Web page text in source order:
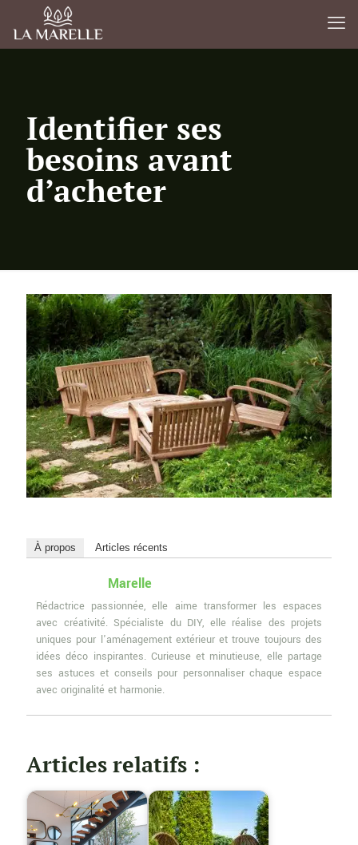
Identifier ses
besoins avant
d’acheter
À propos Articles récents
Marelle
Rédactrice passionnée, elle aime transformer les espaces
avec créativité. Spécialiste du DIY, elle réalise des projets
uniques pour l'aménagement extérieur et trouve toujours des
idées déco inspirantes. Curieuse et minutieuse, elle partage
ses astuces et conseils pour personnaliser chaque espace
avec originalité et harmonie.
Articles relatifs :